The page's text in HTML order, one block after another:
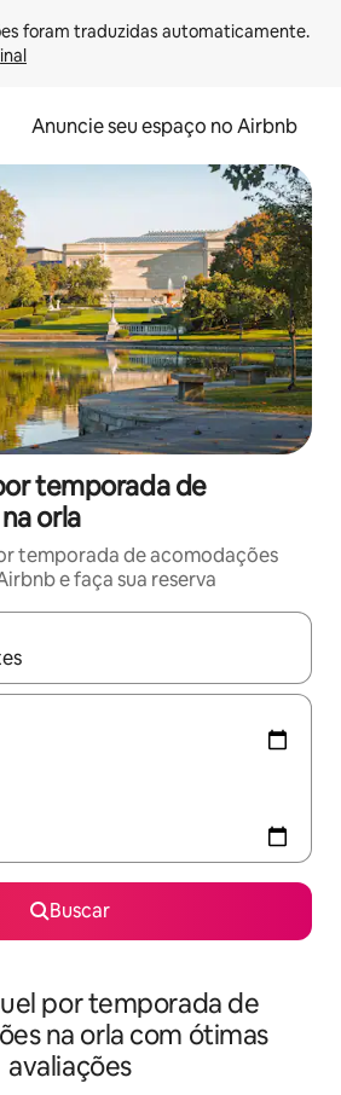
Anuncie seu espaço no Airbnb
temporada de
orla
temporada de acomodações
e faça sua reserva
estiverem disponíveis, explore-os
Buscar
por temporada de
na orla com ótimas
avaliações